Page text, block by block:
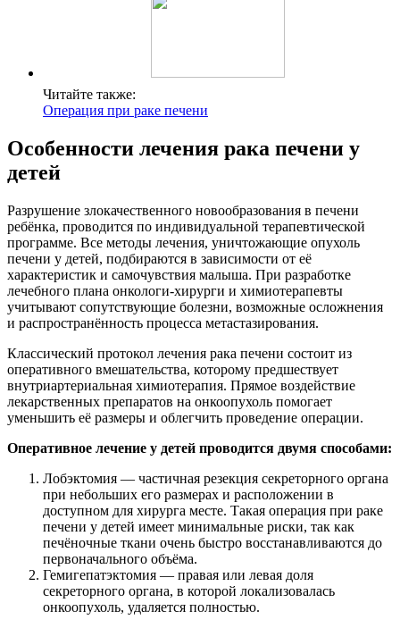
Читайте также:
Операция при раке печени
Особенности лечения рака печени у
детей
Разрушение злокачественного новообразования в печени
ребёнка, проводится по индивидуальной терапевтической
программе. Все методы лечения, уничтожающие опухоль
печени у детей, подбираются в зависимости от её
характеристик и самочувствия малыша. При разработке
лечебного плана онкологи-хирурги и химиотерапевты
учитывают сопутствующие болезни, возможные осложнения
и распространённость процесса метастазирования.
Классический протокол лечения рака печени состоит из
оперативного вмешательства, которому предшествует
внутриартериальная химиотерапия. Прямое воздействие
лекарственных препаратов на онкоопухоль помогает
уменьшить её размеры и облегчить проведение операции.
Оперативное лечение у детей проводится двумя способами:
Лобэктомия — частичная резекция секреторного органа
при небольших его размерах и расположении в
доступном для хирурга месте. Такая операция при раке
печени у детей имеет минимальные риски, так как
печёночные ткани очень быстро восстанавливаются до
первоначального объёма.
Гемигепатэктомия — правая или левая доля
секреторного органа, в которой локализовалась
онкоопухоль, удаляется полностью.